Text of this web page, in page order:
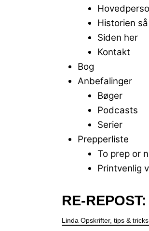
Historien
Siden her
Kontakt
Bog
Anbefalinger
Bøger
Podcasts
Serier
Prepperliste
To prep or
Printvenlig
Close
RE-
Linda Opskrifter, tips & tricks